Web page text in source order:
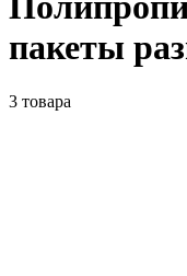
пакеты
3 товара